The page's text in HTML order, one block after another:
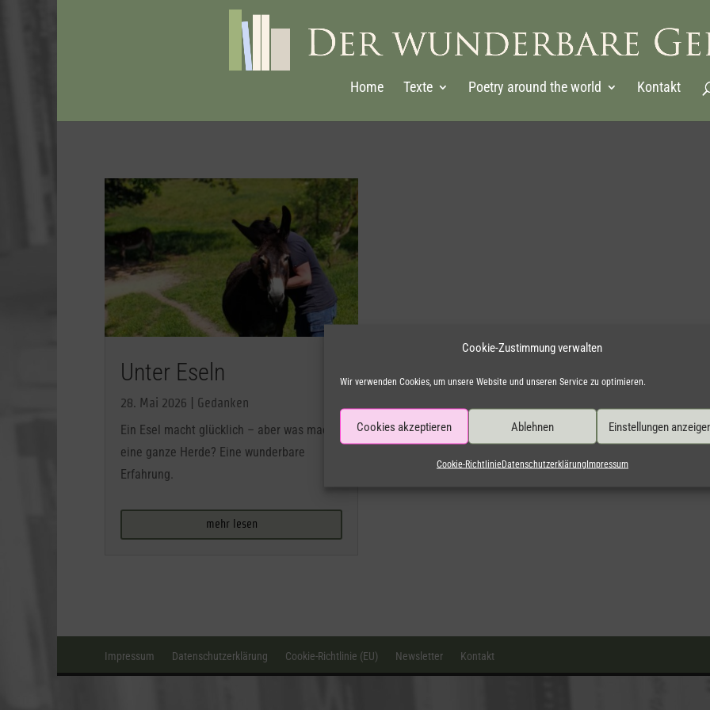
Cookie-Zustimmung verwalten
Wir verwenden Cookies, um unsere Website und unseren Service zu optimieren.
Cookies akzeptieren Ablehnen Einstellungen
Cookie-RichtlinieDatenschutzerklärungImpressum
Home Texte Poetry around the world Kontakt
Unter Eseln
28. Mai 2026 Gedanken
Ein Esel macht glücklich – aber was macht
eine ganze Herde? Eine wunderbare
Erfahrung.
mehr lesen
Impressum Datenschutzerklärung Cookie-Richtlinie (EU) Newsletter Kontakt